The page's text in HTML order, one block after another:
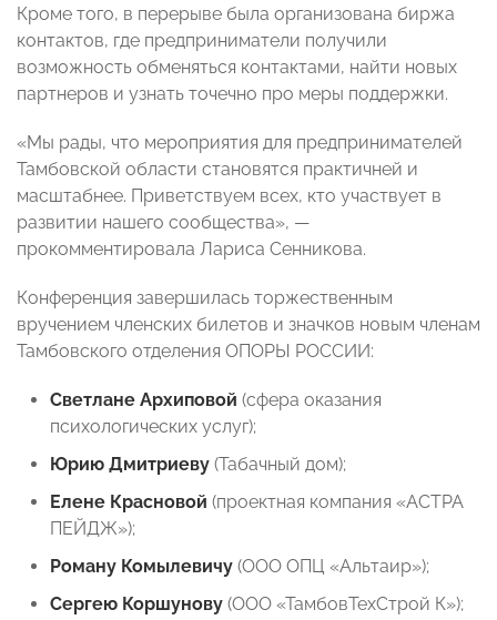
Кроме того, в перерыве была организована биржа
контактов, где предприниматели получили
возможность обменяться контактами, найти новых
партнеров и узнать точечно про меры поддержки.
«Мы рады, что мероприятия для предпринимателей
Тамбовской области становятся практичней и
масштабнее. Приветствуем всех, кто участвует в
развитии нашего сообщества», —
прокомментировала Лариса Сенникова.
Конференция завершилась торжественным
вручением членских билетов и значков новым членам
Тамбовского отделения ОПОРЫ РОССИИ:
Светлане Архиповой (сфера оказания
психологических услуг);
Юрию Дмитриеву (Табачный дом);
Елене Красновой (проектная компания «АСТРА
ПЕЙДЖ»);
Роману Комылевичу (ООО ОПЦ «Альтаир»);
Сергею Коршунову (ООО «ТамбовТехСтрой К»);